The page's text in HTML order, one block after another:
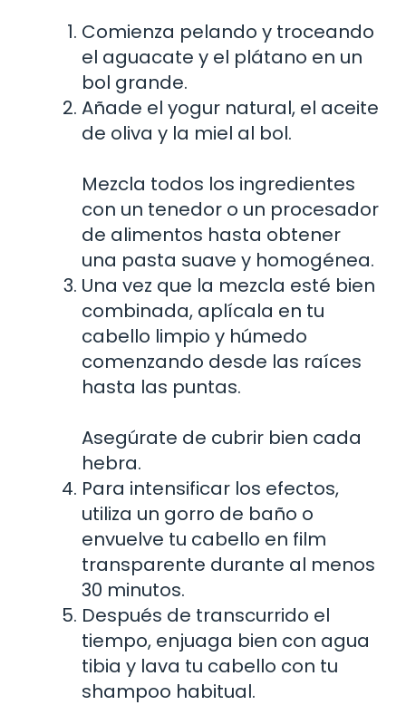
Comienza pelando y troceando
el aguacate y el plátano en un
bol grande.
Añade el yogur natural, el aceite
de oliva y la miel al bol.
Mezcla todos los ingredientes
con un tenedor o un procesador
de alimentos hasta obtener
una pasta suave y homogénea.
Una vez que la mezcla esté bien
combinada, aplícala en tu
cabello limpio y húmedo
comenzando desde las raíces
hasta las puntas.
Asegúrate de cubrir bien cada
hebra.
Para intensificar los efectos,
utiliza un gorro de baño o
envuelve tu cabello en film
transparente durante al menos
30 minutos.
Después de transcurrido el
tiempo, enjuaga bien con agua
tibia y lava tu cabello con tu
shampoo habitual.